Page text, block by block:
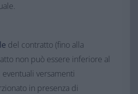
del contratto (fino alla
non può essere inferiore al
versamenti
in presenza di